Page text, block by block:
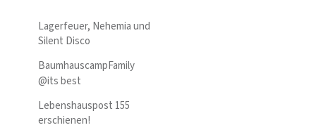
Lagerfeuer, Nehemia und
Silent Disco
BaumhauscampFamily
@its best
Lebenshauspost 155
erschienen!